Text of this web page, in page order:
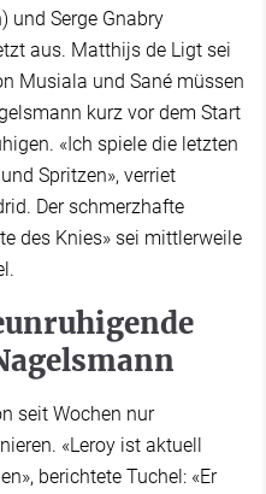
und Serge Gnabry
aus. Matthijs de Ligt sei
Musiala und Sané müssen
kurz vor dem Start
«Ich spiele die letzten
Spritzen», verriet
Der schmerzhafte
des Knies» sei mittlerweile
seit Wochen nur
«Leroy ist aktuell
berichtete Tuchel: «Er